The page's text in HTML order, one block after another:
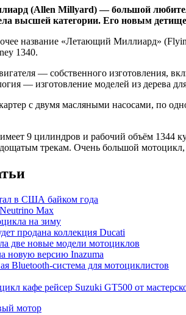
(Allen Millyard) — большой
высшей категории. Его новым
название «Летающий Миллиард»
1340.
— собственного изготовления,
— изготовление моделей из дерева
с двумя масляными насосами, по
9 цилиндров и рабочий объём 1344
трекам. Очень большой мотоцикл,
в США байком года
Max
на зиму
продана коллекция Ducati
две новые модели мотоциклов
новую версию Inazuma
Bluetooth-система для мотоциклистов
кафе рейсер Suzuki GT500 от
мотор